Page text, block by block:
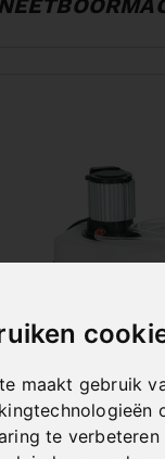
maakt gebruik
te